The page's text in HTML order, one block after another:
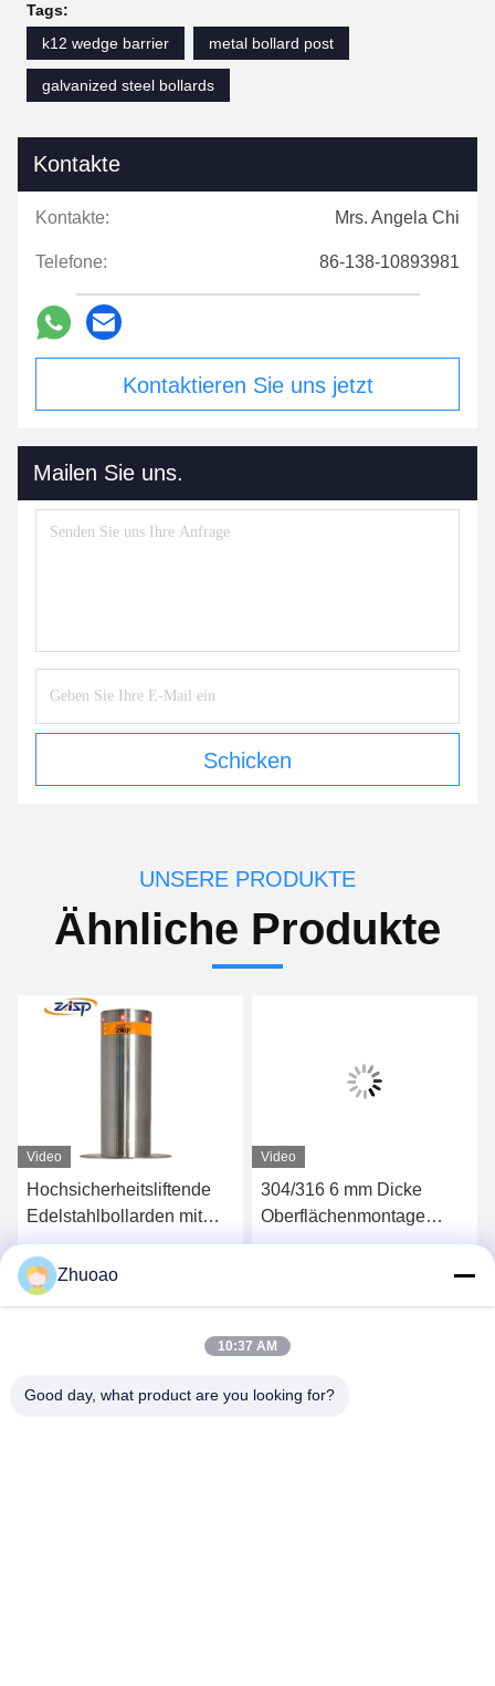
Tags:
k12 wedge barrier
metal bollard post
galvanized steel bollards
Kontakte
Kontakte: Mrs. Angela Chi
Telefone: 86-138-10893981
Kontaktieren Sie uns jetzt
Mailen Sie uns.
Schicken
UNSERE PRODUKTE
Ähnliche Produkte
Video
Hochsicherheitsliftende
Edelstahlbollarden mit
CE-Zertifizierung
Beste Preis
Video
304/316 6 mm Dicke
Oberflächenmontage
Pollarden Automatisches
Zhuoao
10:37 AM
Good day, what product are you looking for?